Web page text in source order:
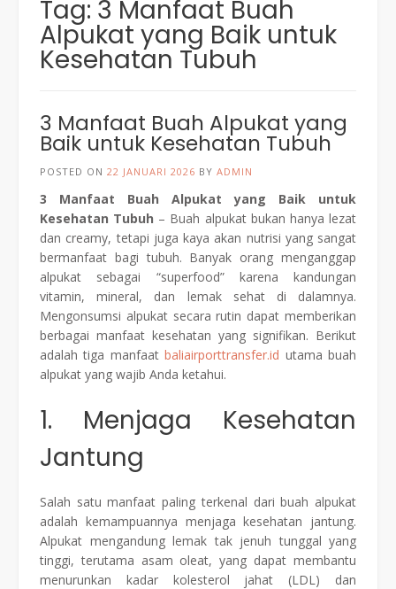
Tag: 3 Manfaat Buah
Alpukat yang Baik untuk
Kesehatan Tubuh
3 Manfaat Buah Alpukat yang
Baik untuk Kesehatan Tubuh
POSTED ON 22 JANUARI 2026 BY ADMIN
3 Manfaat Buah Alpukat yang Baik untuk
Kesehatan Tubuh – Buah alpukat bukan hanya lezat
dan creamy, tetapi juga kaya akan nutrisi yang sangat
bermanfaat bagi tubuh. Banyak orang menganggap
alpukat sebagai “superfood” karena kandungan
vitamin, mineral, dan lemak sehat di dalamnya.
Mengonsumsi alpukat secara rutin dapat memberikan
berbagai manfaat kesehatan yang signifikan. Berikut
adalah tiga manfaatbaliairporttransfer.id utama buah
alpukat yang wajib Anda ketahui.
1. Menjaga Kesehatan
Jantung
Salah satu manfaat paling terkenal dari buah alpukat
adalah kemampuannya menjaga kesehatan jantung.
Alpukat mengandung lemak tak jenuh tunggal yang
tinggi, terutama asam oleat, yang dapat membantu
menurunkan kadar kolesterol jahat (LDL) dan